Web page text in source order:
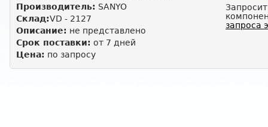
Производитель: SANYO
Склад:VD - 2127
Описание: не представлено
Срок поставки: от 7 дней
Цена: по запросу
запроса